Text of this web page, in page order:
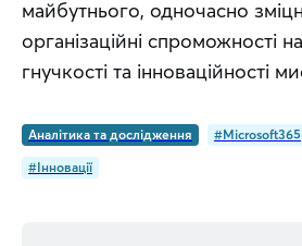
майбутнього, одночасно
організаційні спроможності
гнучкості та інноваційності
Аналітика та дослідження #Microsoft365
#Інновації